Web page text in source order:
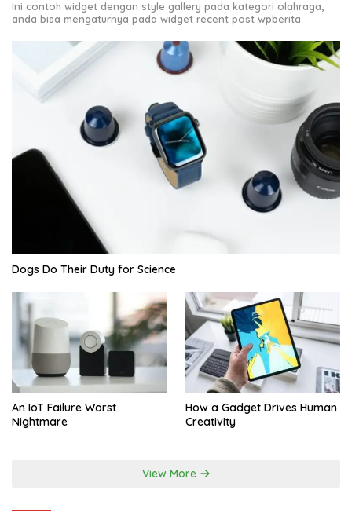
Ini contoh widget dengan style gallery pada kategori olahraga,
anda bisa mengaturnya pada widget recent post wpberita.
Dogs Do Their Duty for Science
An IoT Failure Worst
Nightmare
How a Gadget Drives Human
Creativity
View More